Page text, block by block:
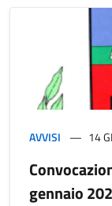
AVVISI 14
gennaio